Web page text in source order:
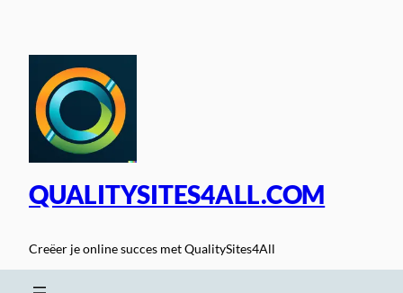
inhoud
QUALITYSITES4ALL.COM
Creëer je online succes met QualitySites4All